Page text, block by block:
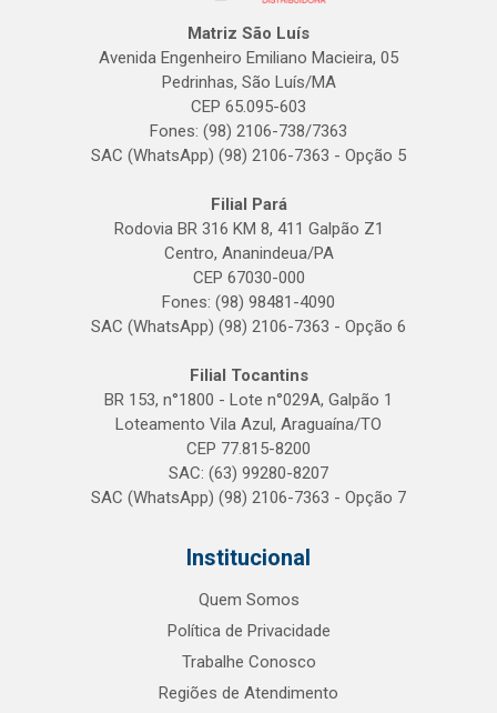
Matriz São Luís
Avenida Engenheiro Emiliano Macieira, 05
Pedrinhas, São Luís/MA
CEP 65.095-603
Fones: (98) 2106-738/7363
SAC (WhatsApp) (98) 2106-7363 - Opção 5
Filial Pará
Rodovia BR 316 KM 8, 411 Galpão Z1
Centro, Ananindeua/PA
CEP 67030-000
Fones: (98) 98481-4090
SAC (WhatsApp) (98) 2106-7363 - Opção 6
Filial Tocantins
BR 153, n°1800 - Lote n°029A, Galpão 1
Loteamento Vila Azul, Araguaína/TO
CEP 77.815-8200
SAC: (63) 99280-8207
SAC (WhatsApp) (98) 2106-7363 - Opção 7
Institucional
Quem Somos
Política de Privacidade
Trabalhe Conosco
Regiões de Atendimento